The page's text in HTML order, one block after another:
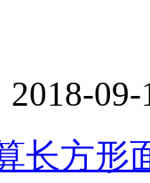
2018-
长方形